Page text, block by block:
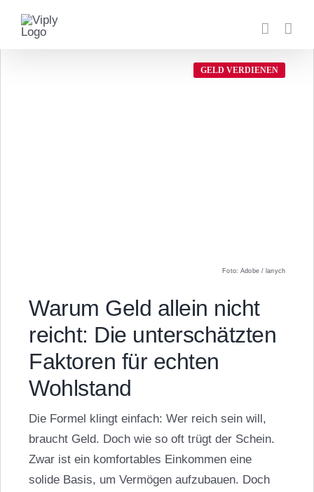
Inhalt
springen
GELD VERDIENEN
Foto: Adobe / lanych
Warum Geld allein nicht
reicht: Die unterschätzten
Faktoren für echten
Wohlstand
Die Formel klingt einfach: Wer reich sein will,
braucht Geld. Doch wie so oft trügt der Schein.
Zwar ist ein komfortables Einkommen eine
solide Basis, um Vermögen aufzubauen. Doch